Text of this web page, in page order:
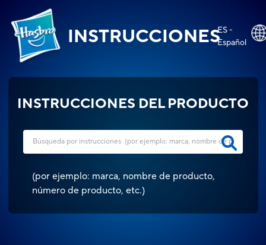
INSTRUCCIONESES -
Español
INSTRUCCIONES DEL PRODUCTO
(por ejemplo: marca, nombre de producto,
número de producto, etc.)